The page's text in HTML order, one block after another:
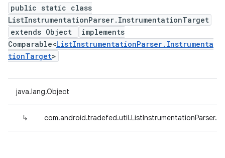
public static class
ListInstrumentationParser.InstrumentationTarget
extends Object
implements
Comparable<ListInstrumentationParser.Instrumenta
tionTarget>
java.lang.Object
↳